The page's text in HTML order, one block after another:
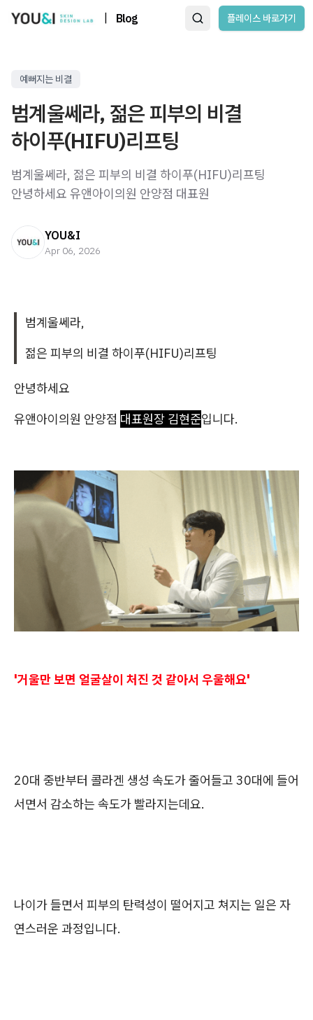
Blog 플레이스 바로가기
예뻐지는 비결
범계울쎄라, 젊은 피부의 비결
하이푸(HIFU)리프팅
범계울쎄라, 젊은 피부의 비결 하이푸(HIFU)리프팅
안녕하세요 유앤아이의원 안양점 대표원
YOU&I
Apr 06, 2026
범계울쎄라,
젊은 피부의 비결 하이푸(HIFU)리프팅
안녕하세요
유앤아이의원 안양점 대표원장 김현준입니다.
'거울만 보면 얼굴살이 처진 것 같아서 우울해요'
20대 중반부터 콜라겐 생성 속도가 줄어들고 30대에 들어
서면서 감소하는 속도가 빨라지는데요.
나이가 들면서 피부의 탄력성이 떨어지고 쳐지는 일은 자
연스러운 과정입니다.